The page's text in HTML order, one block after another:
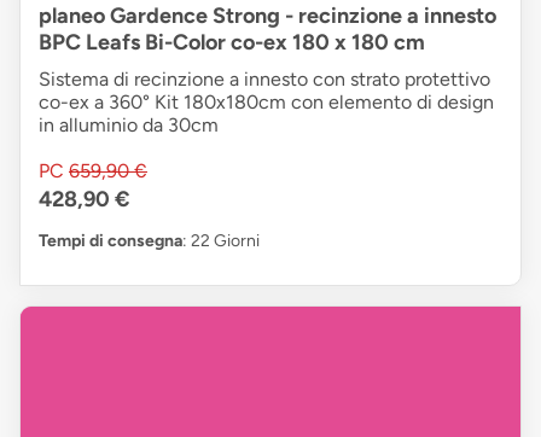
planeo Gardence Strong - recinzione a innesto
BPC Leafs Bi-Color co-ex 180 x 180 cm
Sistema di recinzione a innesto con strato protettivo
co-ex a 360° Kit 180x180cm con elemento di design
in alluminio da 30cm
PC 659,90 €
428,90 €
Tempi di consegna: 22 Giorni